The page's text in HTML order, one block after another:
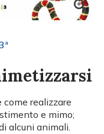
come realizzare
e mimo;
alcuni animali.